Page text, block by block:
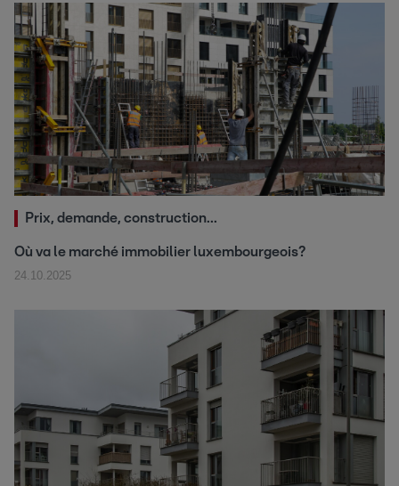
Prix, demande, construction...
Où va le marché immobilier luxembourgeois?
24.10.2025